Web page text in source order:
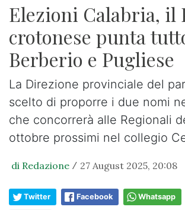
Elezioni Calabria, il
crotonese punta
Berberio e Pugliese
La Direzione provinciale del
scelto di proporre i due nomi
che concorrerà alle Regionali
ottobre prossimi nel collegio
di Redazione / 27 August 2025, 20:08
Twitter Facebook Whatsapp